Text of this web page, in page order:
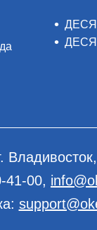
41-00,